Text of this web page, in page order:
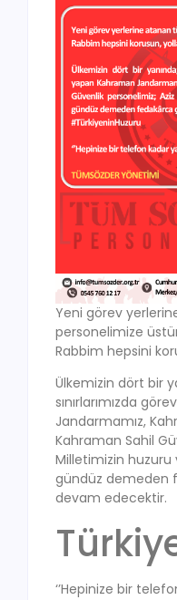
Yeni görev
personelimize
Rabbim hepsini
Ülkemizin dört bir
sınırlarımızda
Jandarmamız,
Kahraman Sahil
Milletimizin
gündüz demeden
devam edecektir.
‘’Hepinize bir